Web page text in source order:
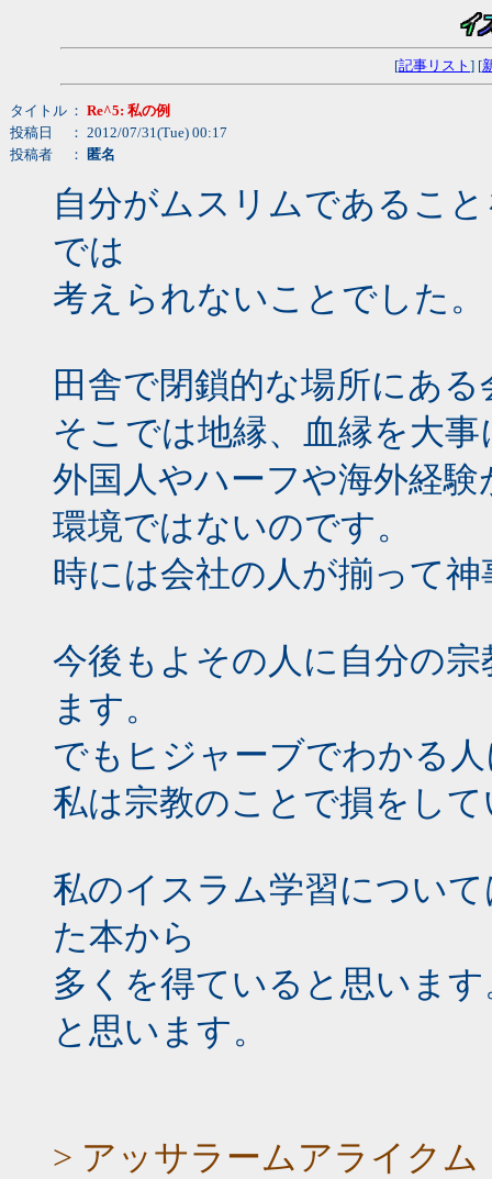
[記事リスト ] [
タイトル ： Re^5: 私の例
投稿日
： 2012/07/31(Tue) 00:17
投稿者
： 匿名
自分がムスリムであるこ
では
考えられないことでした。
田舎で閉鎖的な場所にあ
そこでは地縁、血縁を大
外国人やハーフや海外経
環境ではないのです。
時には会社の人が揃って
今後もよその人に自分の
ます。
でもヒジャーブでわかる
私は宗教のことで損をし
私のイスラム学習につい
た本から
多くを得ていると思いま
と思います。
> アッサラームアライクム